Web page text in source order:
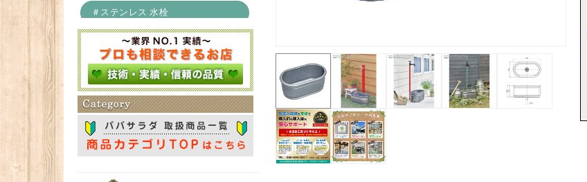
＃ステンレス 水栓
＃浄水器